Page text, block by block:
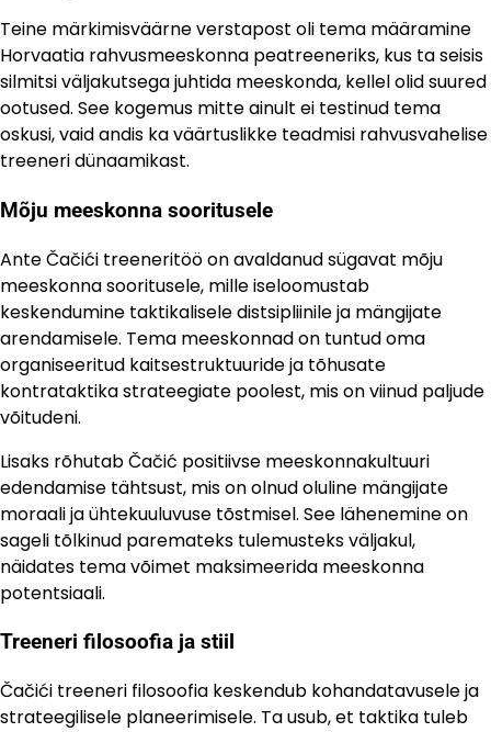
Teine märkimisväärne verstapost oli tema määramine
Horvaatia rahvusmeeskonna peatreeneriks, kus ta seisis
silmitsi väljakutsega juhtida meeskonda, kellel olid suured
ootused. See kogemus mitte ainult ei testinud tema
oskusi, vaid andis ka väärtuslikke teadmisi rahvusvahelise
treeneri dünaamikast.
Mõju meeskonna sooritusele
Ante Čačići treeneritöö on avaldanud sügavat mõju
meeskonna sooritusele, mille iseloomustab
keskendumine taktikalisele distsipliinile ja mängijate
arendamisele. Tema meeskonnad on tuntud oma
organiseeritud kaitsestruktuuride ja tõhusate
kontrataktika strateegiate poolest, mis on viinud paljude
võitudeni.
Lisaks rõhutab Čačić positiivse meeskonnakultuuri
edendamise tähtsust, mis on olnud oluline mängijate
moraali ja ühtekuuluvuse tõstmisel. See lähenemine on
sageli tõlkinud paremateks tulemusteks väljakul,
näidates tema võimet maksimeerida meeskonna
potentsiaali.
Treeneri filosoofia ja stiil
Čačići treeneri filosoofia keskendub kohandatavusele ja
strateegilisele planeerimisele. Ta usub, et taktika tuleb